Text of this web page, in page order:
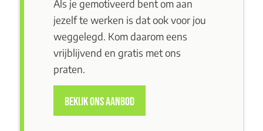
Als je gemotiveerd bent om aan
jezelf te werken is dat ook voor jou
weggelegd. Kom daarom eens
vrijblijvend en gratis met ons
praten.
BEKIJK ONS AANBOD